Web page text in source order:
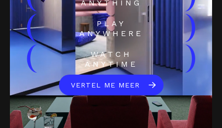
ANYTHING
(
PLAY
ANYWHERE
)
(
WATCH
ANYTIME
)
VERTEL ME MEER